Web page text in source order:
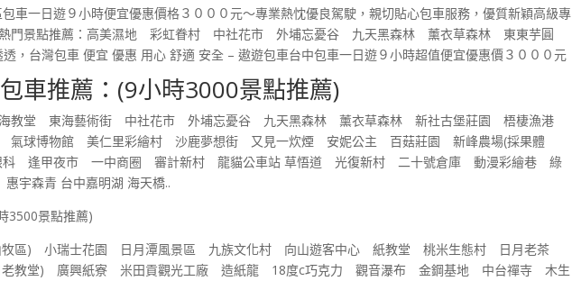
車一日遊９小時便宜優惠價格３０００元～專業熱忱優良駕駛，親切貼心包車服務，優質新穎高級專
熱門景點推薦：高美濕地 彩虹眷村 中社花市 外埔忘憂谷 九天黑森林 薰衣草森林 東東芋圓
，台灣包車 便宜 優惠 用心 舒適 安全 – 遨遊包車台中包車一日遊９小時超值便宜優惠價３０００元
車推薦 ：(9小時3000景點推薦)
教堂 東海藝術街 中社花市 外埔忘憂谷 九天黑森林 薰衣草森林 新社古堡莊園 梧棲漁港
氣球博物館 美仁里彩繪村 沙鹿夢想街 又見一炊煙 安妮公主 百菇莊園 新峰農場(採果體
逢甲夜市 一中商圈 審計新村 龍貓公車站 草悟道 光復新村 二十號倉庫 動漫彩繪巷 綠
宇森青 台中嘉明湖 海天橋..
3500景點推薦)
牧區) 小瑞士花園 日月潭風景區 九族文化村 向山遊客中心 紙教堂 桃米生態村 日月老茶
教堂) 廣興紙寮 米田貢觀光工廠 造紙龍 18度c巧克力 觀音瀑布 金鋼基地 中台禪寺 木生